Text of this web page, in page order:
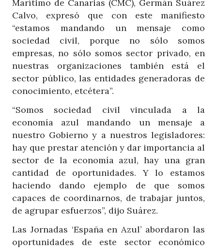
Marítimo de Canarias (CMC), Germán Suárez
Calvo, expresó que con este manifiesto
“estamos mandando un mensaje como
sociedad civil, porque no sólo somos
empresas, no sólo somos sector privado, en
nuestras organizaciones también está el
sector público, las entidades generadoras de
conocimiento, etcétera”.
“Somos sociedad civil vinculada a la
economía azul mandando un mensaje a
nuestro Gobierno y a nuestros legisladores:
hay que prestar atención y dar importancia al
sector de la economía azul, hay una gran
cantidad de oportunidades. Y lo estamos
haciendo dando ejemplo de que somos
capaces de coordinarnos, de trabajar juntos,
de agrupar esfuerzos”, dijo Suárez.
Las Jornadas ‘España en Azul’ abordaron las
oportunidades de este sector económico